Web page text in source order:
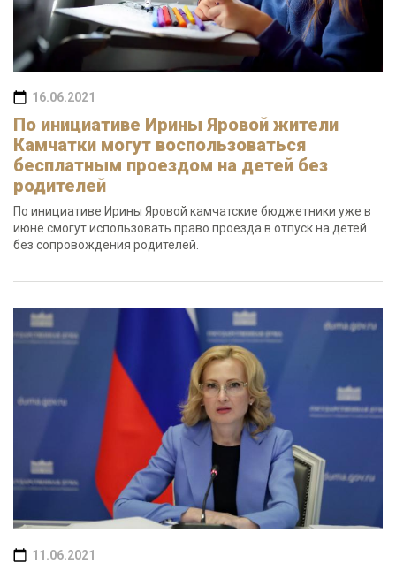
16.06.2021
По инициативе Ирины Яровой жители
Камчатки могут воспользоваться
бесплатным проездом на детей без
родителей
По инициативе Ирины Яровой камчатские бюджетники уже в
июне смогут использовать право проезда в отпуск на детей
без сопровождения родителей.
11.06.2021